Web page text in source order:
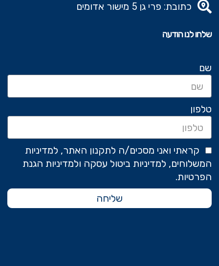
כתובת: פרי גן 5 מישור אדומים
שלחו לנו הודעה
שם
טלפון
קראתי ואני מסכים/ה לתקנון האתר, למדיניות
המשלוחים, למדיניות ביטול עסקה ולמדיניות הגנת
הפרטיות.
שליחה